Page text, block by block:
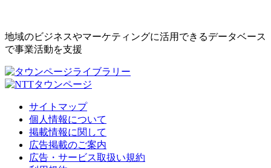
地域のビジネスやマーケティングに活用できるデータベース
で事業活動を支援
サイトマップ
個人情報について
掲載情報に関して
広告掲載のご案内
広告・サービス取扱い規約